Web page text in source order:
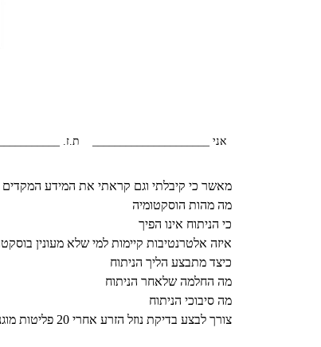
אני _____________________ ת.ז.
מאשר כי קיבלתי וגם קראתי את המידע המקדים
מה מהות הוסקטומיה
כי הניתוח אינו הפיך
איזה אלטרנטיבות קיימות למי שלא מעונין
כיצד מתבצע הליך הניתוח
מה החלמה שלאחר הניתוח
מה סיבוכי הניתוח
צורך לבצע בדיקת נוזל הזרע אחרי 20 פליטות מוגנות לאחר הניתוח